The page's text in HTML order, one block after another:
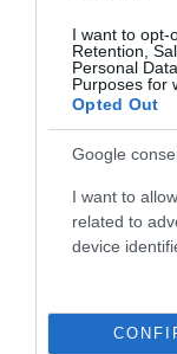
I want to opt-
Retention,
Personal
Purposes for
Opted Out
Google
I want to
related to
device
Η Εθνική
Ο Παναθηναϊκός
Εθνικής και στο
«γαλανόλευκη»
αποτελεί το
συγκροτήματος.